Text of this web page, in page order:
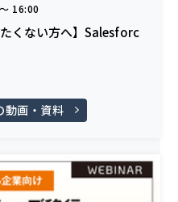
16:00
たくない方へ】Salesforc
動画・資料